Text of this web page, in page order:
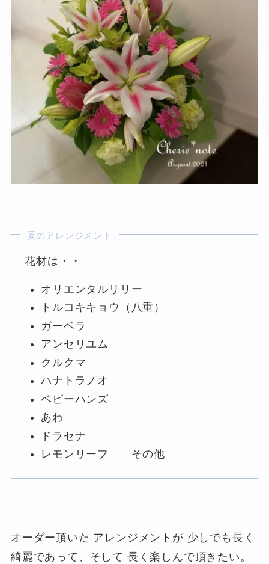
夏のアレンジメント
花材は・・
オリエンタルリリー
トルコキキョウ（八重）
ガーベラ
アンセリユム
クルクマ
ハナトラノオ
ベビーハンズ
あわ
ドラセナ
レモンリーフ その他
オーダー頂いた アレンジメントが 少しでも長く
綺麗であって、そして 長く楽しんで頂きたい。